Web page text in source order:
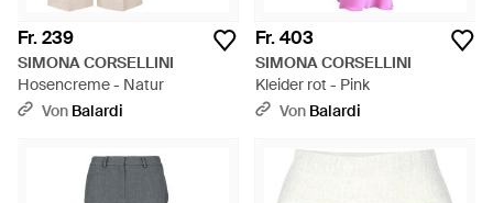
Fr. 239
SIMONA CORSELLINI
Hosencreme - Natur
Von Balardi
Fr. 403
SIMONA CORSELLINI
Kleider rot - Pink
Von Balardi